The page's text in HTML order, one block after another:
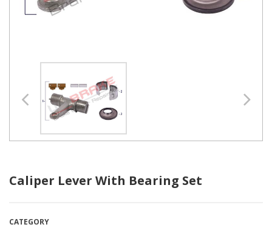
Caliper Lever With Bearing Set
CATEGORY